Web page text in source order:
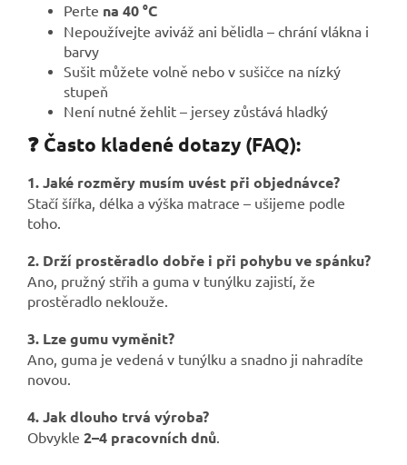
Perte na 40 °C
Nepoužívejte aviváž ani bělidla – chrání vlákna i
barvy
Sušit můžete volně nebo v sušičce na nízký
stupeň
Není nutné žehlit – jersey zůstává hladký
❓ Často kladené dotazy (FAQ):
1. Jaké rozměry musím uvést při objednávce?
Stačí šířka, délka a výška matrace – ušijeme podle
toho.
2. Drží prostěradlo dobře i při pohybu ve spánku?
Ano, pružný střih a guma v tunýlku zajistí, že
prostěradlo neklouže.
3. Lze gumu vyměnit?
Ano, guma je vedená v tunýlku a snadno ji nahradíte
novou.
4. Jak dlouho trvá výroba?
Obvykle 2–4 pracovních dnů.